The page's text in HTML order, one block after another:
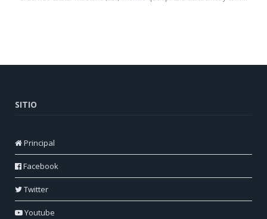
SITIO
Principal
Facebook
Twitter
Youtube